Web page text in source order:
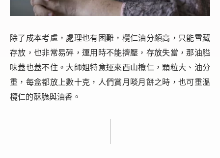
除了成本考慮，處理也有困難，欖仁油分頗高，只能雪藏
存放，也非常易碎，運用時不能擠壓，存放失當，那油膉
味蓋也蓋不住。大師姐特意運來西山欖仁，顆粒大、油分
重，每盒都放上數十克，人們賞月啖月餅之時，也可重溫
欖仁的酥脆與油香。